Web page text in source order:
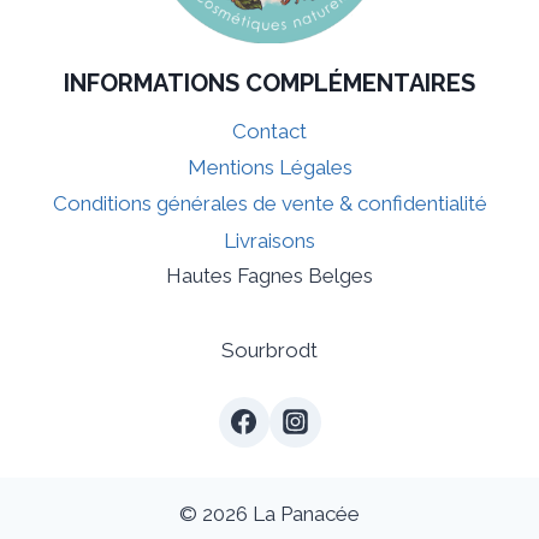
sur
la
page
produit
INFORMATIONS COMPLÉMENTAIRES
Contact
Mentions Légales
Conditions générales de vente & confidentialité
Livraisons
Hautes Fagnes Belges
Sourbrodt
© 2026 La Panacée